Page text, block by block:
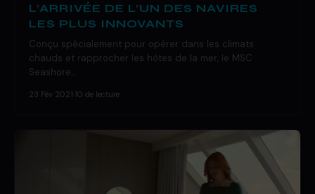
L’ARRIVÉE DE L’UN DES NAVIRES
LES PLUS INNOVANTS
Conçu spécialement pour opérer dans les climats
chauds et rapprocher les hôtes de la mer, le MSC
Seashore…
23 Fév 2021 10 de lecture